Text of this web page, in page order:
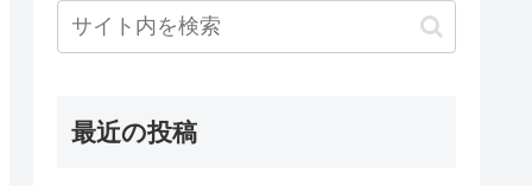
最近の投稿